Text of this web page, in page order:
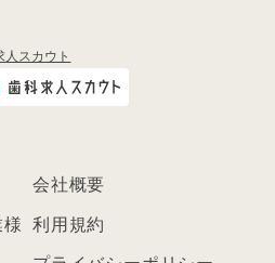
人スカウト
会社概要
利用規約